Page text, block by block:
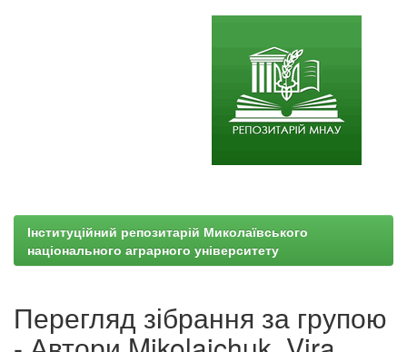
Інституційний репозитарій Миколаївського
національного аграрного університету
Перегляд зібрання за групою